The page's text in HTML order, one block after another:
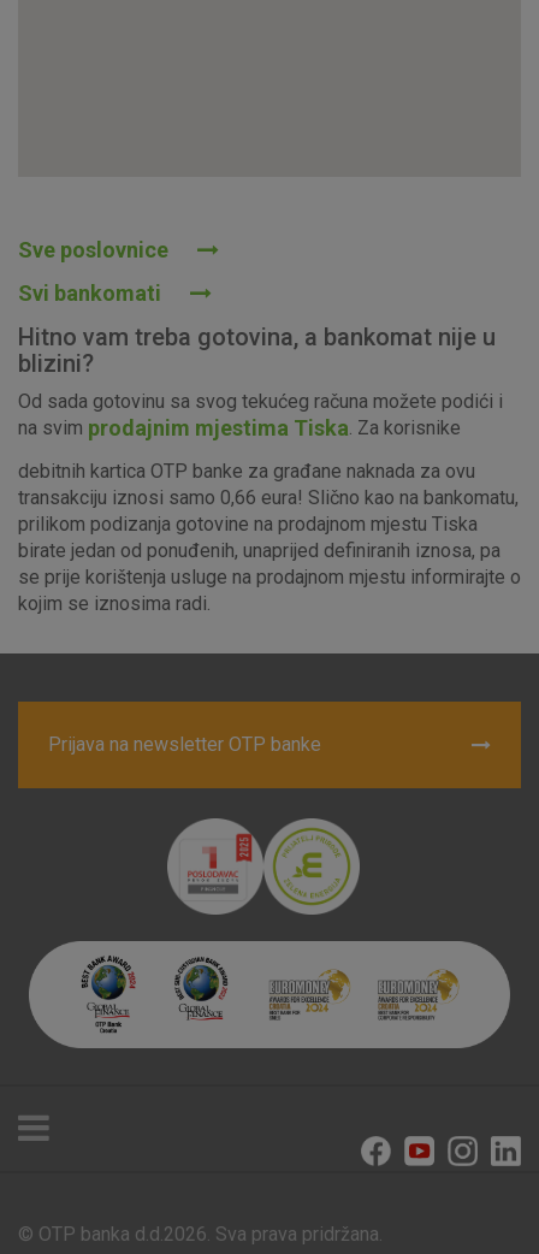
Sve poslovnice
Svi bankomati
Hitno vam treba gotovina, a bankomat nije u
blizini?
Od sada gotovinu sa svog tekućeg računa možete podići i
na svim prodajnim mjestima Tiska . Za korisnike
debitnih kartica OTP banke za građane naknada za ovu
transakciju iznosi samo 0,66 eura! Slično kao na bankomatu,
prilikom podizanja gotovine na prodajnom mjestu Tiska
birate jedan od ponuđenih, unaprijed definiranih iznosa, pa
se prije korištenja usluge na prodajnom mjestu informirajte o
kojim se iznosima radi.
Prijava na newsletter OTP banke
Poslovnice i bankomati
© OTP banka d.d.2026. Sva prava pridržana.
Ovi kolačići nužni su za funkcioniranje internetske stranice i
postavljaju kao odgovor na vaše radnje koje uključuju zahtjev
za uslugama, kao što su postavke kolačića. Svoj preglednik
o njima, ali u tom slučaju neki dijelovi stranice neće raditi. Ti
kolačići ne pohranjuju nikakve informacije koje bi vas mogle
identificirati.
Detaljnije informacije o kolačićima